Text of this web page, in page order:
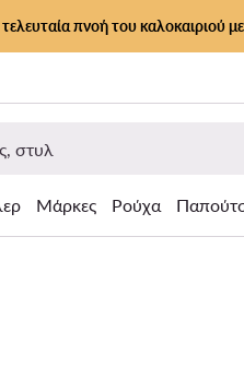
πνοή του καλοκαιριού
Μάρκες Ρούχα